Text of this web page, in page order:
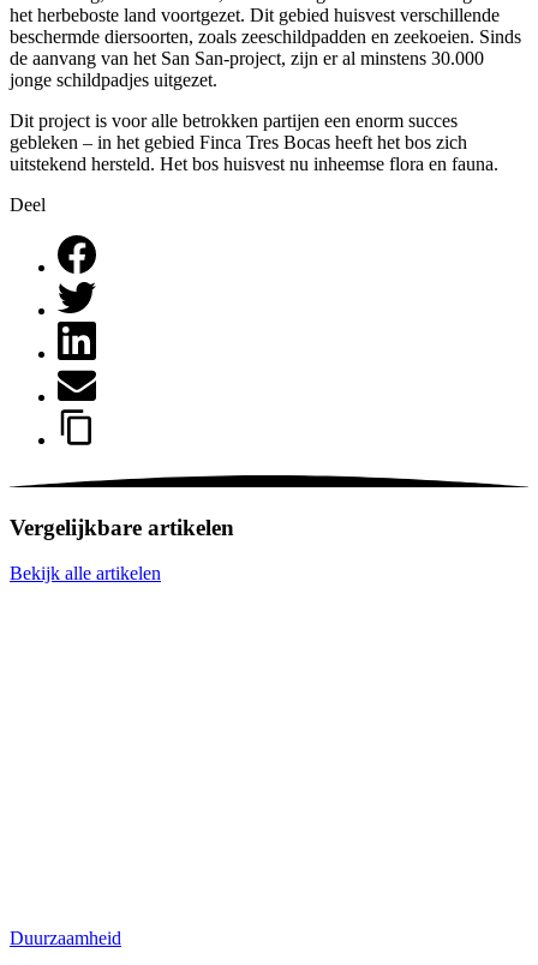
het herbeboste land voortgezet. Dit gebied huisvest verschillende
beschermde diersoorten, zoals zeeschildpadden en zeekoeien. Sinds
de aanvang van het San San-project, zijn er al minstens 30.000
jonge schildpadjes uitgezet.
Dit project is voor alle betrokken partijen een enorm succes
gebleken – in het gebied Finca Tres Bocas heeft het bos zich
uitstekend hersteld. Het bos huisvest nu inheemse flora en fauna.
Deel
Vergelijkbare artikelen
Bekijk alle artikelen
Duurzaamheid